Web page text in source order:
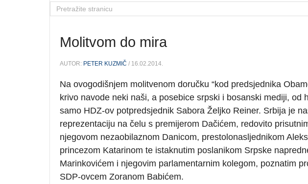
Molitvom do mira
AUTOR: PETER KUZMIČ / 16.02.2014.
Na ovogodišnjem molitvenom doručku “kod predsjednika
krivo navode neki naši, a posebice srpski i bosanski mediji, od
samo HDZ-ov potpredsjednik Sabora Željko Reiner. Srbija je
reprezentaciju na čelu s premijerom Dačićem, redovito
njegovom nezaobilaznom Danicom, prestolonasljednikom
princezom Katarinom te istaknutim poslanikom Srpske
Marinkovićem i njegovim parlamentarnim kolegom, poznatim
SDP-ovcem Zoranom Babićem.